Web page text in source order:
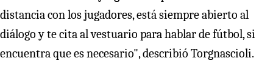
distancia con los jugadores, está siempre abierto al
diálogo y te cita al vestuario para hablar de fútbol, si
encuentra que es necesario", describió Torgnascioli.